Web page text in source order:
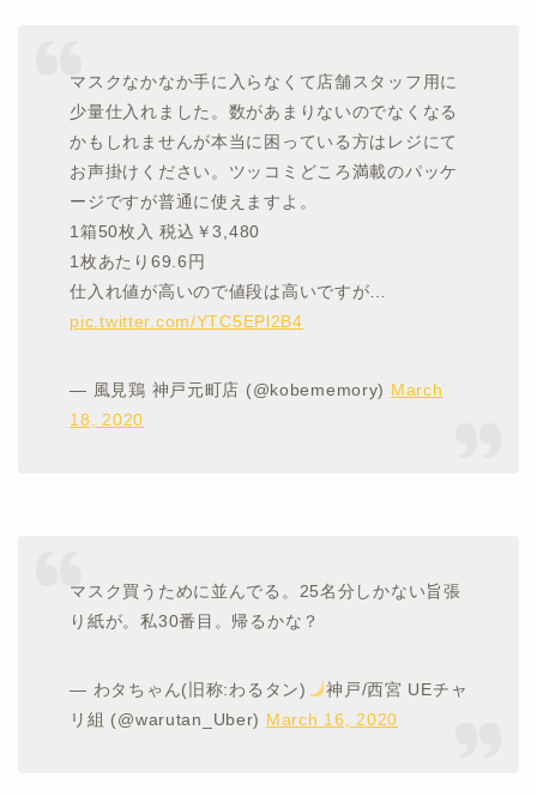
マスクなかなか手に入らなくて店舗スタッフ用に
少量仕入れました。数があまりないのでなくなる
かもしれませんが本当に困っている方はレジにて
お声掛けください。ツッコミどころ満載のパッケ
ージですが普通に使えますよ。
1箱50枚入 税込￥3,480
1枚あたり69.6円
仕入れ値が高いので値段は高いですが…
pic.twitter.com/YTC5EPl2B4
— 風見鶏 神戸元町店 (@kobememory) March
18, 2020
マスク買うために並んでる。25名分しかない旨張
り紙が。私30番目。帰るかな？
— わタちゃん(旧称:わるタン)
神戸/西宮 UEチャ
リ組 (@warutan_Uber) March 16, 2020